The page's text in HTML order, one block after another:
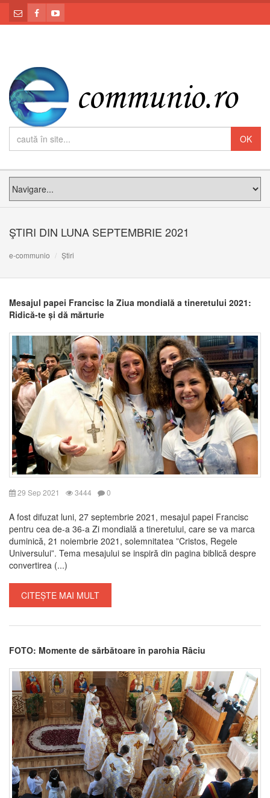
ŞTIRI DIN LUNA SEPTEMBRIE 2021
e-communio Știri
Mesajul papei Francisc la Ziua mondială a tineretului 2021:
Ridică-te și dă mărturie
29 Sep 2021 3444 0
A fost difuzat luni, 27 septembrie 2021, mesajul papei Francisc
pentru cea de-a 36-a Zi mondială a tineretului, care se va marca
duminică, 21 noiembrie 2021, solemnitatea ”Cristos, Regele
Universului”. Tema mesajului se inspiră din pagina biblică despre
convertirea (...)
CITEȘTE MAI MULT
FOTO: Momente de sărbătoare în parohia Râciu